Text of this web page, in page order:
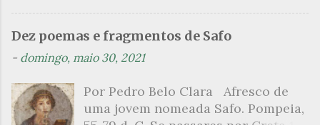
psicanalítico e findaram por revelar
a partir dessa intimidade o lado
apresenta um conjunto de livros
nos quais os escritores se
Dez poemas e fragmentos de Safo
- domingo, maio 30, 2021
Por Pedro Belo Clara Afresco de
uma jovem nomeada Safo. Pompeia,